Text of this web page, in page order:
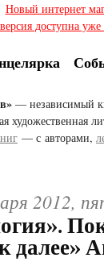
Новый интернет
доступна
— независимый
художественная
— с авторами,
2012,
далее»